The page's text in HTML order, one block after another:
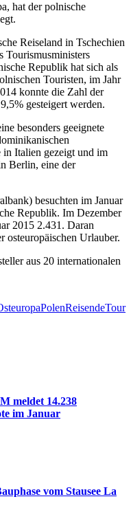
hat der polnische
Reiseland in Tschechien
Tourismusministers
Republik hat sich als
Touristen, im Jahr
konnte die Zahl der
gesteigert werden.
besonders geeignete
in Italien gezeigt und im
Berlin, eine der
besuchten im Januar
Republik. Im Dezember
2015 2.431. Daran
osteuropäischen Urlauber.
aus 20 internationalen
PolenReisendeTour
meldet 14.238
im Januar
vom Stausee La